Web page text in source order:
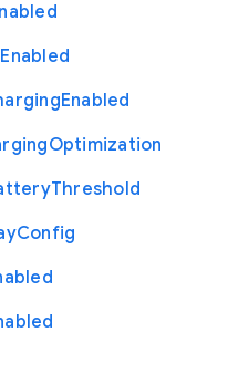
Enabled
Enabled
Optimization
Threshold
Config